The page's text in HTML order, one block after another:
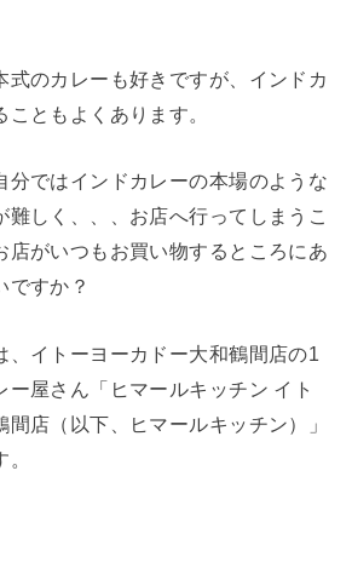
式のカレーも好きですが、インドカ
ともよくあります。
分ではインドカレーの本場のような
難しく、、、お店へ行ってしまうこ
店がいつもお買い物するところにあ
ですか？
、イトーヨーカドー大和鶴間店の1
ー屋さん「ヒマールキッチン イト
店（以下、ヒマールキッチン）」